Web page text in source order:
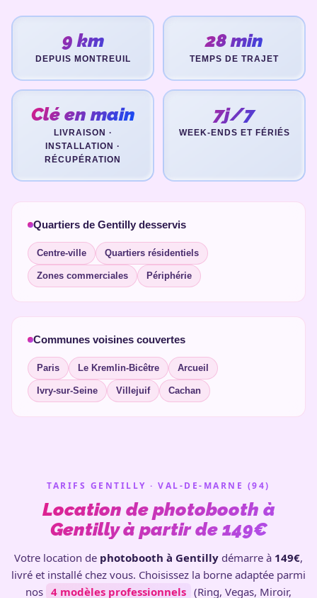
9 km
DEPUIS MONTREUIL
28 min
TEMPS DE TRAJET
Clé en main
LIVRAISON ·
INSTALLATION ·
RÉCUPÉRATION
7j/7
WEEK-ENDS ET FÉRIÉS
Quartiers de Gentilly desservis
Centre-ville Quartiers résidentiels
Zones commerciales Périphérie
Communes voisines couvertes
Paris Le Kremlin-Bicêtre Arcueil
Ivry-sur-Seine Villejuif Cachan
TARIFS GENTILLY · VAL-DE-MARNE (94)
Location de photobooth à
Gentilly à partir de 149€
Votre location de photobooth à Gentilly démarre à 149€,
livré et installé chez vous. Choisissez la borne adaptée parmi
nos 4 modèles professionnels (Ring, Vegas, Miroir,